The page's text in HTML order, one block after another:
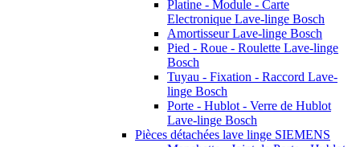
Platine - Module - Carte
Electronique Lave-linge Bosch
Amortisseur Lave-linge Bosch
Pied - Roue - Roulette Lave-linge
Bosch
Tuyau - Fixation - Raccord Lave-
linge Bosch
Porte - Hublot - Verre de Hublot
Lave-linge Bosch
Pièces détachées lave linge SIEMENS